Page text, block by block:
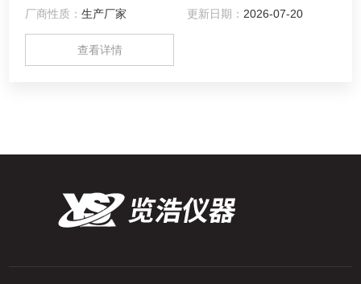
厂商性质：生产厂家 更新日期： 2026-07-20
查看详情